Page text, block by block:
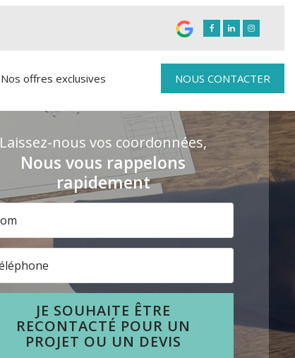
Nos offres exclusives NOUS CONTACTER
Laissez-nous vos coordonnées,
Nous vous rappelons
rapidement
JE SOUHAITE ÊTRE
RECONTACTÉ POUR UN
PROJET OU UN DEVIS